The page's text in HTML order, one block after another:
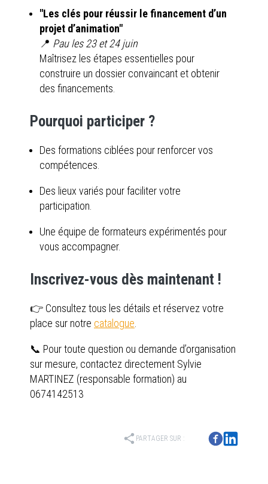
"Les clés pour réussir le financement d’un
projet d’animation"
📍 Pau les 23 et 24 juin
Maîtrisez les étapes essentielles pour
construire un dossier convaincant et obtenir
des financements.
Pourquoi participer ?
Des formations ciblées pour renforcer vos
compétences.
Des lieux variés pour faciliter votre
participation.
Une équipe de formateurs expérimentés pour
vous accompagner.
Inscrivez-vous dès maintenant !
👉 Consultez tous les détails et réservez votre
place sur notre catalogue
📞 Pour toute question ou demande d’organisation
sur mesure, contactez directement Sylvie
MARTINEZ (responsable formation) au
0674142513
share PARTAGER SUR :